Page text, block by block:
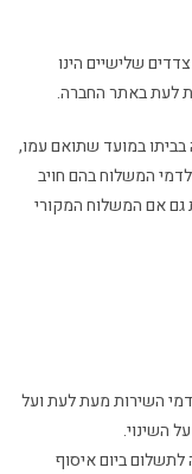
צדדים שלישיים הינו
לעת באתר החברה.
בביתו במועד שתואם עמו,
המשלוח בהם חויב
גם אם המשלוח המקורי
השירות מעת לעת ועל
השינוי.
ביום איסוף